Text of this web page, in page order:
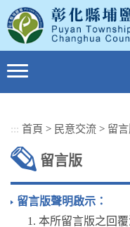
到
主
要
內
::: 首頁 > 民意交流 > 留
留言版
留言版聲明啟示：
本所留言版之回